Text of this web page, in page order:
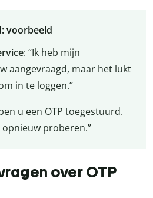
voorbeeld
: “Ik heb mijn
aangevraagd, maar het lukt
in te loggen.”
u een OTP toegestuurd.
proberen.”
over OTP